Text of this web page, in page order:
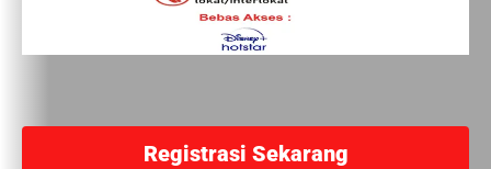
Registrasi Sekarang